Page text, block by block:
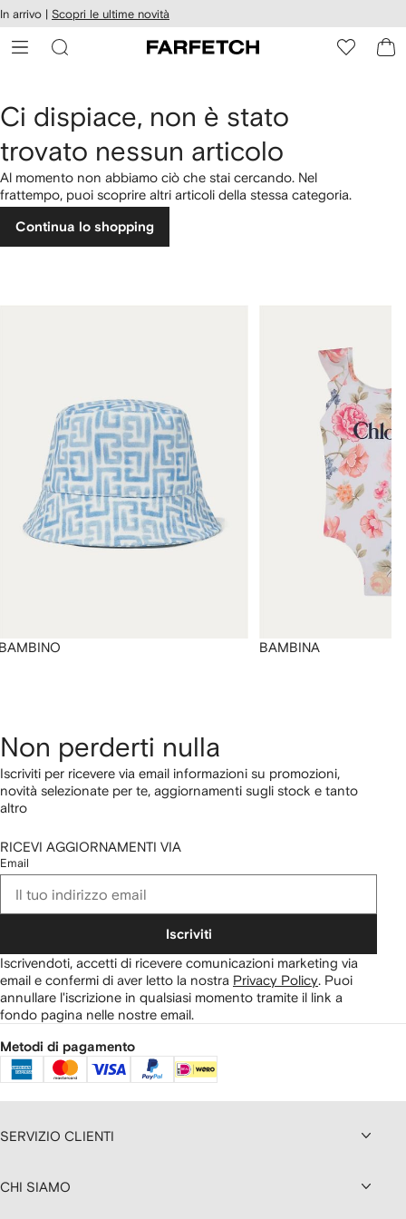
ai
In arrivo | Scopri le ultime novità
Ci dispiace, non è stato
trovato nessun articolo
Al momento non abbiamo ciò che stai cercando. Nel
frattempo, puoi scoprire altri articoli della stessa categoria.
Continua lo shopping
BAMBINA
Non perderti nulla
Iscriviti per ricevere via email informazioni su promozioni,
novità selezionate per te, aggiornamenti sugli stock e tanto
altro
RICEVI AGGIORNAMENTI VIA
Email
Iscriviti
Iscrivendoti, accetti di ricevere comunicazioni marketing via
email e confermi di aver letto la nostra Privacy Policy. Puoi
annullare l'iscrizione in qualsiasi momento tramite il link a
fondo pagina nelle nostre email.
Metodi di pagamento
SERVIZIO CLIENTI
CHI SIAMO